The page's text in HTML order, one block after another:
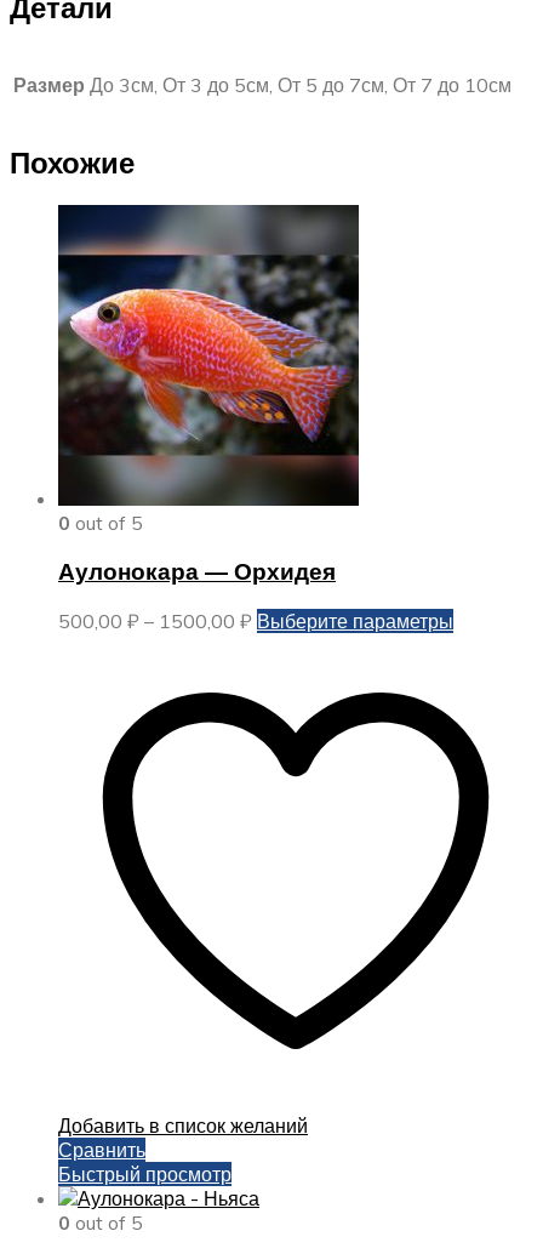
Размер До 3см, От 3 до 5см, От 5 до 7см, От 7 до 10см
Похожие
0 out of 5
Аулонокара — Орхидея
500,00 ₽ – 1500,00 ₽ Диапазон
1500,00 ₽
Выберите параметры
вариаций.
Опции
можно
выбрать
на
странице
товара.
Добавить в список желаний
Сравнить
Быстрый просмотр
0 out of 5